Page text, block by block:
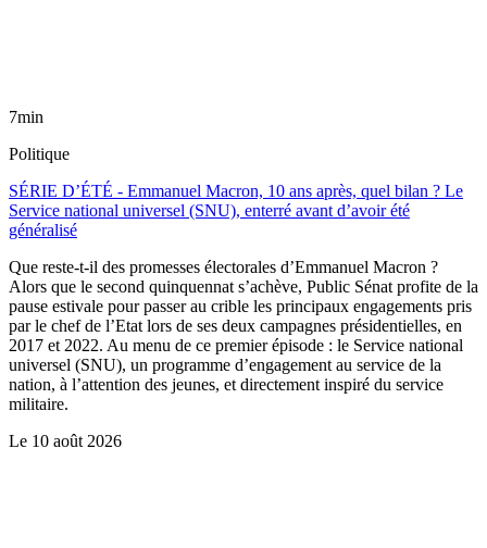
7min
Politique
SÉRIE D’ÉTÉ - Emmanuel Macron, 10 ans après, quel bilan ? Le
Service national universel (SNU), enterré avant d’avoir été
généralisé
Que reste-t-il des promesses électorales d’Emmanuel Macron ?
Alors que le second quinquennat s’achève, Public Sénat profite de la
pause estivale pour passer au crible les principaux engagements pris
par le chef de l’Etat lors de ses deux campagnes présidentielles, en
2017 et 2022. Au menu de ce premier épisode : le Service national
universel (SNU), un programme d’engagement au service de la
nation, à l’attention des jeunes, et directement inspiré du service
militaire.
Le 10 août 2026